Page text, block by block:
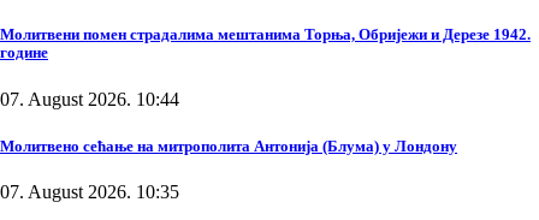
Молитвени помен страдалима мештанима Торња, Обријежи и Дерезе 1942.
године
07. August 2026. 10:44
Молитвено сећање на митрополита Антонија (Блума) у Лондону
07. August 2026. 10:35